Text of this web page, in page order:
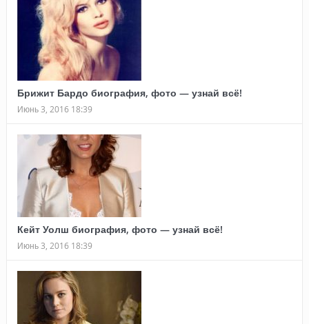
Брижит Бардо биография, фото — узнай всё!
Июнь 3, 2016 18:39
Кейт Уолш биография, фото — узнай всё!
Июнь 3, 2016 18:39